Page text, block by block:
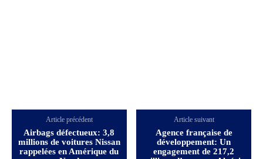
Article précédent
Airbags défectueux: 3,8
millions de voitures Nissan
rappelées en Amérique du
Article suivant
Agence française de
développement: Un
engagement de 217,2